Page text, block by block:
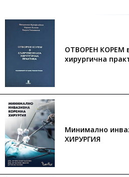
ОТВОРЕН КОРЕМ
хирургична
Минимално
ХИРУРГИЯ